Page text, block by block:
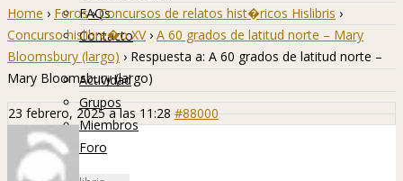
FAQs
Contacto
Hislibreños
Actividad
Grupos
Miembros
Foro
Home › Foros › Concursos de relatos hist�ricos Hislibris ›
Concurso hislibre�o XV › A 60 grados de latitud norte – Mary
Bloomsbury (largo) › Respuesta a: A 60 grados de latitud norte –
Mary Bloomsbury (largo)
23 febrero, 2025 a las 11:28 #88000